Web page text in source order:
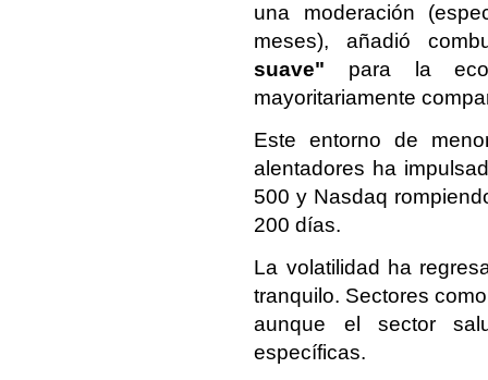
una moderación
meses), añadió
suave" para la
mayoritariamente
Este entorno de
alentadores ha
500 y Nasdaq
200 días.
La volatilidad ha
tranquilo. Sectores
aunque el sector
específicas.